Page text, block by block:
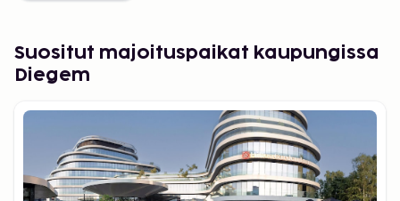
Suositut majoituspaikat kaupungissa
Diegem